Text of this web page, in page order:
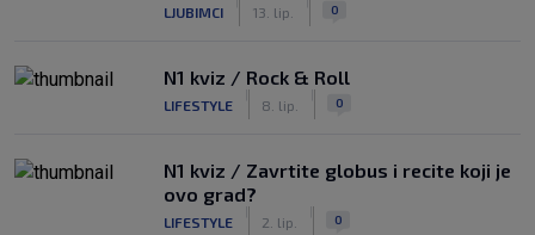
LJUBIMCI 13. lip. 0
N1 kviz / Rock & Roll
LIFESTYLE 8. lip. 0
N1 kviz / Zavrtite globus i recite koji je
ovo grad?
LIFESTYLE 2. lip. 0